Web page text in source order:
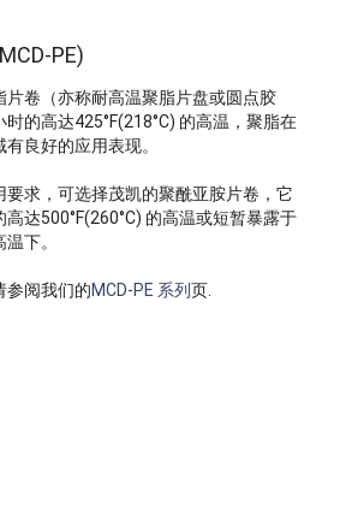
PE)
片卷（亦称耐高温聚脂片盘或圆点胶
的高达425°F(218°C) 的高温，聚脂在
良好的应用表现。
要求，可选择茂凯的聚酰亚胺片卷，它
达500°F(260°C) 的高温或短暂暴露于
下。
参阅我们的MCD-PE 系列页.